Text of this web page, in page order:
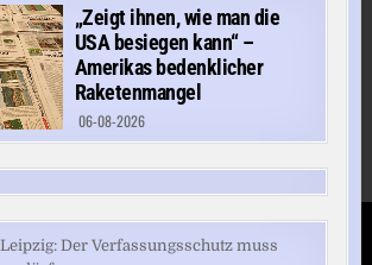
„Zeigt ihnen, wie man die
USA besiegen kann“ –
Amerikas bedenklicher
Raketenmangel
06-08-2026